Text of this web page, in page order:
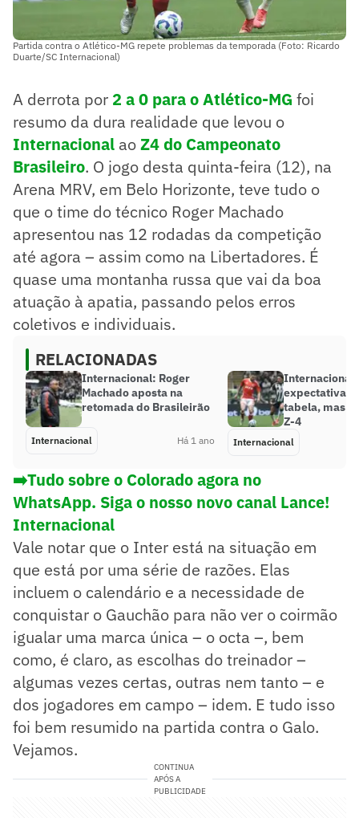
Partida contra o Atlético-MG repete problemas da temporada (Foto: Ricardo
Duarte/SC Internacional)
A derrota por 2 a 0 para o Atlético-MG foi
resumo da dura realidade que levou o
Internacional aoZ4 do Campeonato
Brasileiro. O jogo desta quinta-feira (12), na
Arena MRV, em Belo Horizonte, teve tudo o
que o time do técnico Roger Machado
apresentou nas 12 rodadas da competição
até agora – assim como na Libertadores. É
quase uma montanha russa que vai da boa
atuação à apatia, passando pelos erros
coletivos e individuais.
RELACIONADAS
Internacional: Roger
Machado aposta na
retomada do Brasileirão
Internacional Há 1 ano
Internacional:
expectativa
tabela, mas
Z-4
Internacional
➡️Tudo sobre o Colorado agora no
WhatsApp. Siga o nosso novo canal Lance!
Internacional
Vale notar que o Inter está na situação em
que está por uma série de razões. Elas
incluem o calendário e a necessidade de
conquistar o Gauchão para não ver o coirmão
igualar uma marca única – o octa –, bem
como, é claro, as escolhas do treinador –
algumas vezes certas, outras nem tanto – e
dos jogadores em campo – idem. E tudo isso
foi bem resumido na partida contra o Galo.
Vejamos.
CONTINUA
APÓS A
PUBLICIDADE